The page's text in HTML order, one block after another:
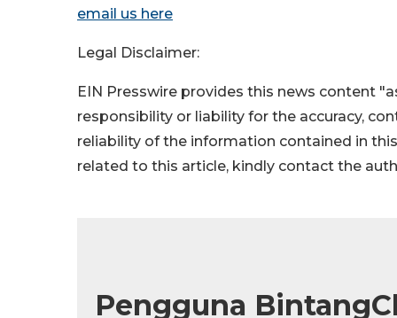
email us here
Legal Disclaimer:
EIN Presswire provides this news content
responsibility or liability for the accuracy,
reliability of the information contained in
related to this article, kindly contact the
Pengguna